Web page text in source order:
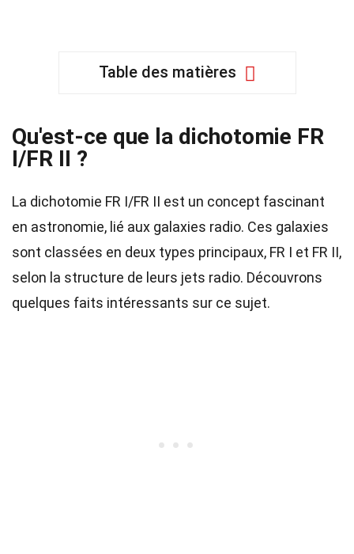
Table des matières
Qu'est-ce que la dichotomie FR
I/FR II ?
La dichotomie FR I/FR II est un concept fascinant
en astronomie, lié aux galaxies radio. Ces galaxies
sont classées en deux types principaux, FR I et FR II,
selon la structure de leurs jets radio. Découvrons
quelques faits intéressants sur ce sujet.